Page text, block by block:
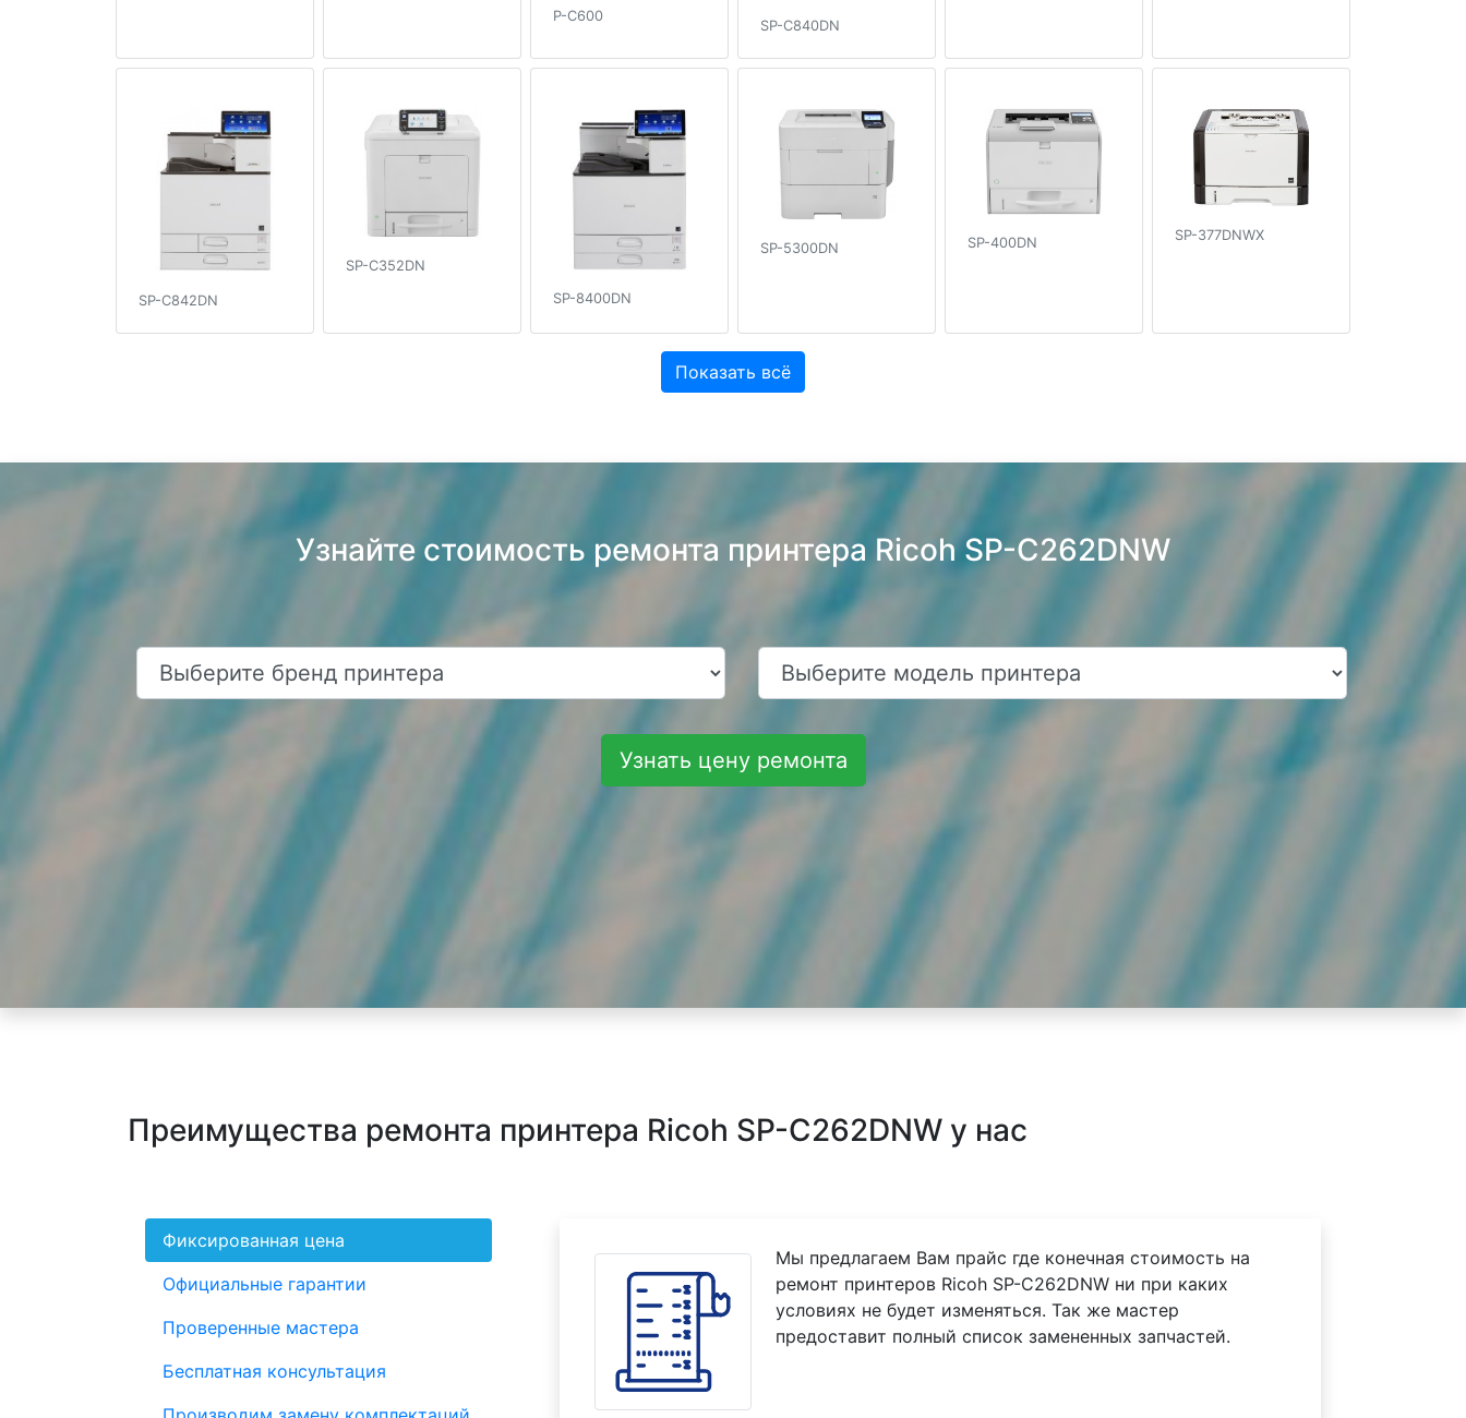
P-C600
SP-C840DN
SP-C842DN
SP-C352DN
SP-8400DN
SP-5300DN SP-400DN SP-377DNWX
Показать всё
Узнайте стоимость ремонта принтера Ricoh SP-C262DNW
Узнать цену ремонта
Преимущества ремонта принтера Ricoh SP-C262DNW у нас
Фиксированная цена
Официальные гарантии
Проверенные мастера
Бесплатная консультация
Мы предлагаем Вам прайс где конечная стоимость на
ремонт принтеров Ricoh SP-C262DNW ни при каких
условиях не будет изменяться. Так же мастер
предоставит полный список замененных запчастей.